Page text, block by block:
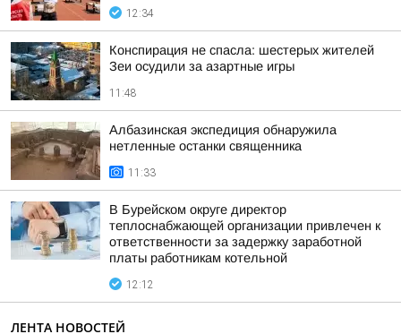
12:34
Конспирация не спасла: шестерых жителей
Зеи осудили за азартные игры
11:48
Албазинская экспедиция обнаружила
нетленные останки священника
11:33
В Бурейском округе директор
теплоснабжающей организации привлечен к
ответственности за задержку заработной
платы работникам котельной
12:12
ЛЕНТА НОВОСТЕЙ